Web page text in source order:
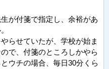
が付箋で指定し、余裕があ
らせていたが、学校が始ま
で、付箋のところしかやら
ウチの場合、毎日30分くら